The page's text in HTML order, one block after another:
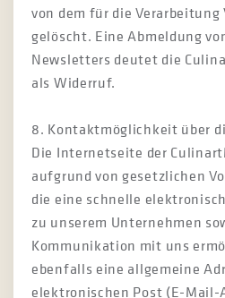
von dem für die
gelöscht. Eine Abmeldung
Newsletters deutet die
als Widerruf.
8. Kontaktmöglichkeit über
Die Internetseite der
aufgrund von gesetzlichen
die eine schnelle
zu unserem Unternehmen
Kommunikation mit uns
ebenfalls eine allgemeine
elektronischen Post (E-Mail-